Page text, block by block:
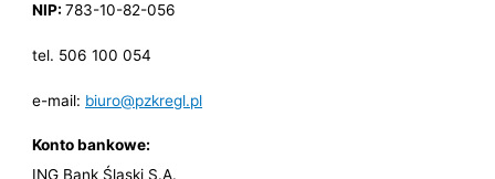
NIP:783-10-82-056
tel. 506 100 054
e-mail: biuro@pzkregl.pl
Konto bankowe:
ING Bank Śląski S.A.